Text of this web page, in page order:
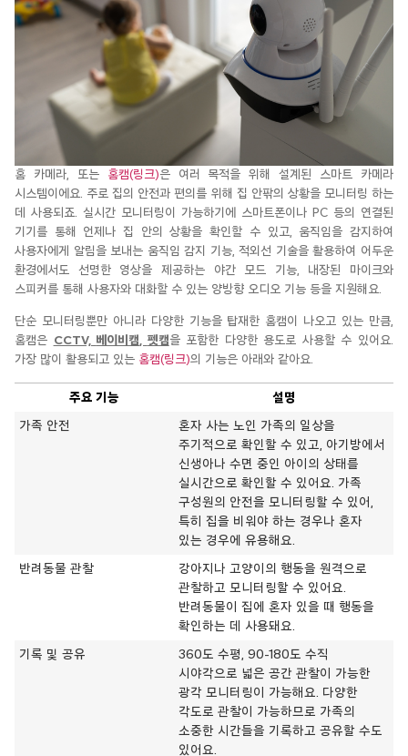
홈 카메라, 또는 홈캠(링크)은 여러 목적을 위해 설계된 스마트 카메라
시스템이에요. 주로 집의 안전과 편의를 위해 집 안팎의 상황을 모니터링 하는
데 사용되죠. 실시간 모니터링이 가능하기에 스마트폰이나 PC 등의 연결된
기기를 통해 언제나 집 안의 상황을 확인할 수 있고, 움직임을 감지하여
사용자에게 알림을 보내는 움직임 감지 기능, 적외선 기술을 활용하여 어두운
환경에서도 선명한 영상을 제공하는 야간 모드
기능, 내장된 마이크와
스피커를 통해 사용자와 대화할 수 있는 양방향 오디오 기능 등을 지원해요.
단순 모니터링뿐만아니라 다양한 기능을 탑재한 홈캠이 나오고 있는 만큼,
홈캠은 CCTV, 베이비캠, 펫캠을포함한 다양한 용도로 사용할 수 있어요.
가장 많이 활용되고 있는 홈캠(링크)의 기능은 아래와 같아요.
주요 기능 설명
가족 안전
혼자 사는 노인 가족의 일상을
주기적으로 확인할 수 있고, 아기방에서
신생아나 수면 중인 아이의 상태를
실시간으로 확인할 수 있어요. 가족
구성원의 안전을 모니터링할 수 있어,
특히 집을 비워야 하는 경우나 혼자
있는 경우에 유용해요.
반려동물 관찰
강아지나 고양이의 행동을 원격으로
관찰하고 모니터링할 수 있어요.
반려동물이 집에 혼자 있을 때 행동을
확인하는 데 사용돼요.
기록 및 공유
360도 수평, 90-180도 수직
시야각으로 넓은 공간 관찰이 가능한
광각 모니터링이 가능해요. 다양한
각도로 관찰이 가능하므로 가족의
소중한 시간들을 기록하고 공유할 수도
있어요.